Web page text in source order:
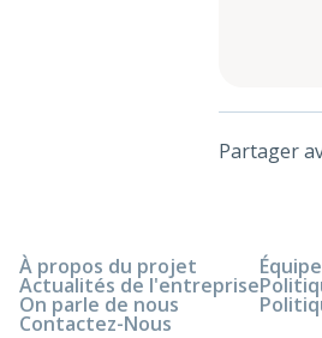
Partager
À propos du projet
Actualités de l'entreprise
On parle de nous
Contactez-Nous
Équipe